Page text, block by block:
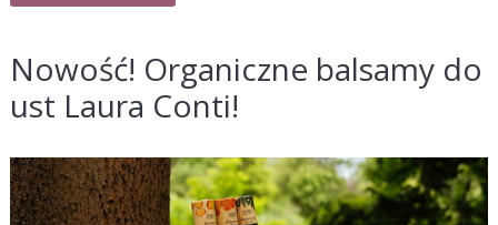
Nowość! Organiczne balsamy do
ust Laura Conti!